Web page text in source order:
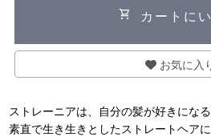
shopping_cart カートに
お気に入
ストレーニアは、自分の髪が好きにな
素直で生き生きとしたストレートヘアに